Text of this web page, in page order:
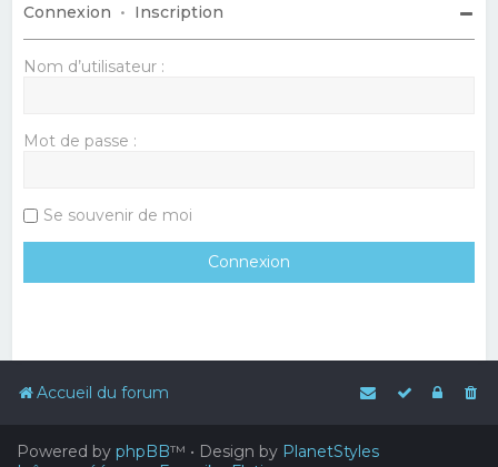
Connexion • Inscription
Nom d’utilisateur :
Mot de passe :
Se souvenir de moi
Accueil du forum
Powered by phpBB™ • Design by PlanetStyles